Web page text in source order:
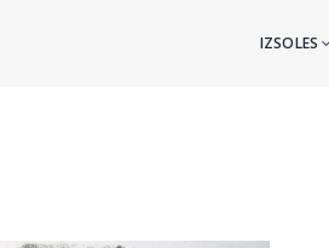
IZSOLES